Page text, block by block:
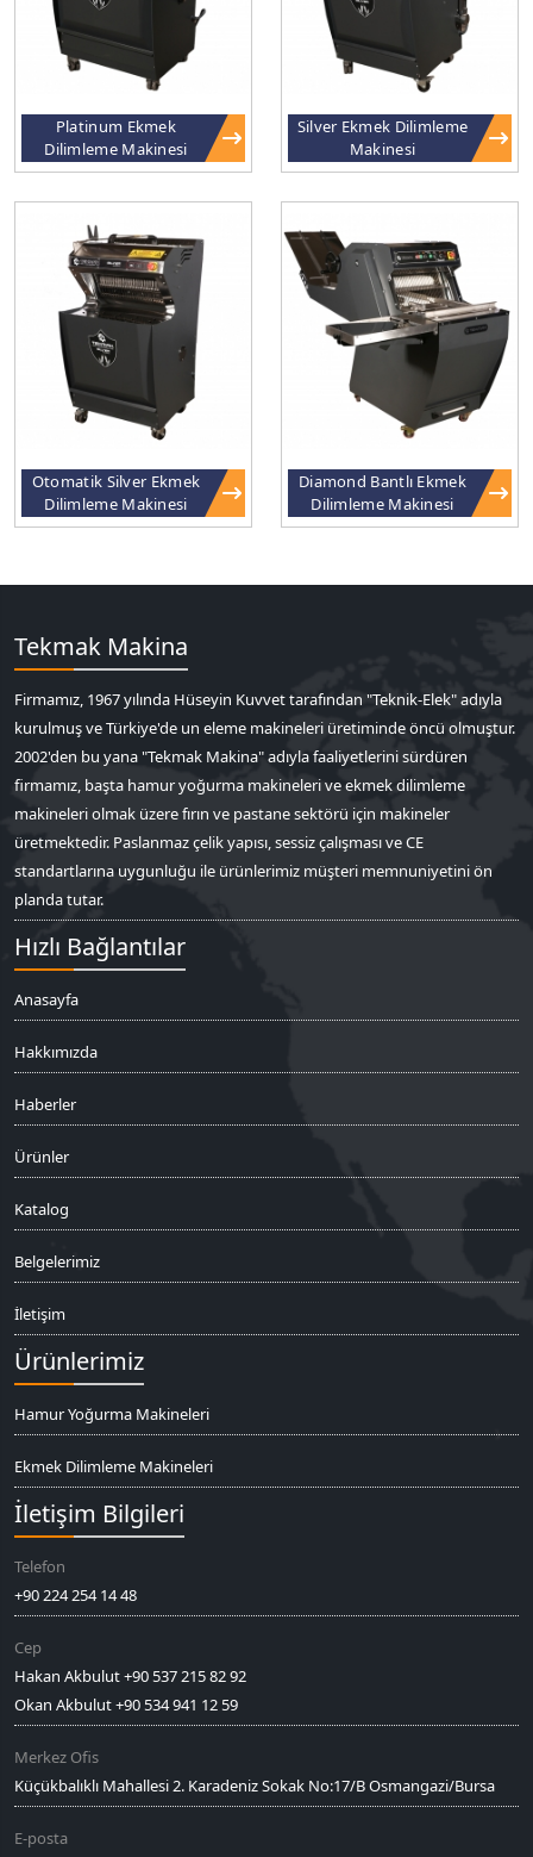
Platinum Ekmek
Dilimleme Makinesi
Silver Ekmek Dilimleme
Makinesi
Otomatik Silver Ekmek
Dilimleme Makinesi
Diamond Bantlı Ekmek
Dilimleme Makinesi
Tekmak Makina
Firmamız, 1967 yılında Hüseyin Kuvvet tarafından "Teknik-Elek" adıyla
kurulmuş ve Türkiye'de un eleme makineleri üretiminde öncü olmuştur.
2002'den bu yana "Tekmak Makina" adıyla faaliyetlerini sürdüren
firmamız, başta hamur yoğurma makineleri ve ekmek dilimleme
makineleri olmak üzere fırın ve pastane sektörü için makineler
üretmektedir. Paslanmaz çelik yapısı, sessiz çalışması ve CE
standartlarına uygunluğu ile ürünlerimiz müşteri memnuniyetini ön
planda tutar.
Hızlı Bağlantılar
Anasayfa
Hakkımızda
Haberler
Ürünler
Katalog
Belgelerimiz
İletişim
Ürünlerimiz
Hamur Yoğurma Makineleri
Ekmek Dilimleme Makineleri
İletişim Bilgileri
Telefon
+90 224 254 14 48
Cep
Hakan Akbulut +90 537 215 82 92
Okan Akbulut +90 534 941 12 59
Merkez Ofis
Küçükbalıklı Mahallesi 2. Karadeniz Sokak No:17/B Osmangazi/Bursa
E-posta